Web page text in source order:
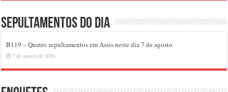
Sepultamentos do dia
B119 – Quatro sepultamentos em Assis neste dia 7 de agosto
7 de agosto de 2026